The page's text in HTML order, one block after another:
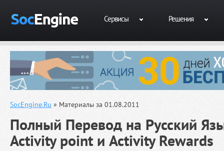
Сервисы Решения
SocEngine.Ru » Материалы за 01.08.2011
Полный Перевод на Русский
Activity point и Activity Rewards